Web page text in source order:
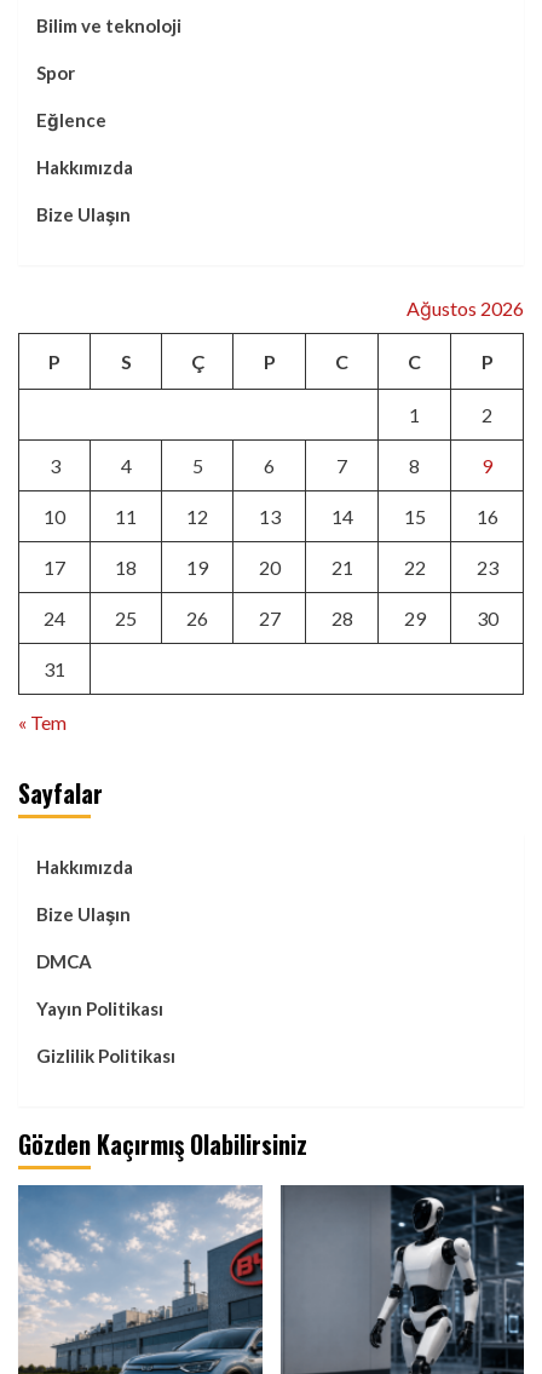
Bilim ve teknoloji
Spor
Eğlence
Hakkımızda
Bize Ulaşın
Ağustos 2026
P S Ç P C C P
1 2
3 4 5 6 7 8 9
10 11 12 13 14 15 16
17 18 19 20 21 22 23
24 25 26 27 28 29 30
31
« Tem
Sayfalar
Hakkımızda
Bize Ulaşın
DMCA
Yayın Politikası
Gizlilik Politikası
Gözden Kaçırmış Olabilirsiniz